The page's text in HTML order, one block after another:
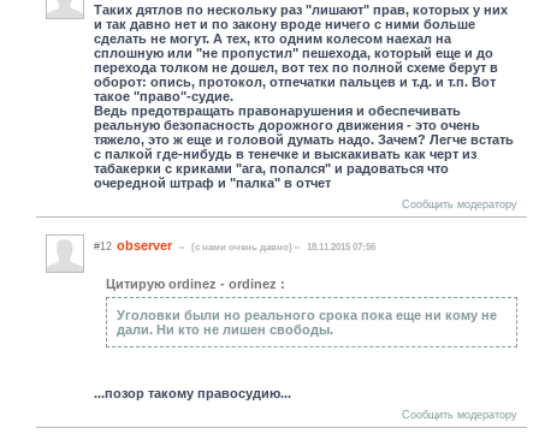
Таких дятлов по нескольку раз "лишают" прав, которых у них
и так давно нет и по закону вроде ничего с ними больше
сделать не могут. А тех, кто одним колесом наехал на
сплошную или "не пропустил" пешехода, который еще и до
перехода толком не дошел, вот тех по полной схеме берут в
оборот: опись, протокол, отпечатки пальцев и т.д. и т.п. Вот
такое "право"-судие.
Ведь предотвращать правонарушения и обеспечивать
реальную безопасность дорожного движения - это очень
тяжело, это ж еще и головой думать надо. Зачем? Легче встать
с палкой где-нибудь в тенечке и выскакивать как черт из
табакерки с криками "ага, попался" и радоваться что
очередной штраф и "палка" в отчет
Сообщить модератору
#12 observer (c нами очень давно) 18.11.2015 07:56
Цитирую ordinez - ordinez :
Уголовки были но реального срока пока еще ни кому не
дали. Ни кто не лишен свободы.
...позор такому правосудию...
Сообщить модератору